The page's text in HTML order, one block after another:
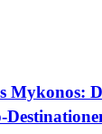
Mykonos: